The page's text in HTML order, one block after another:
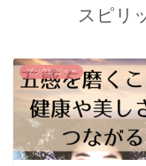
スピリ
ブックレビュー